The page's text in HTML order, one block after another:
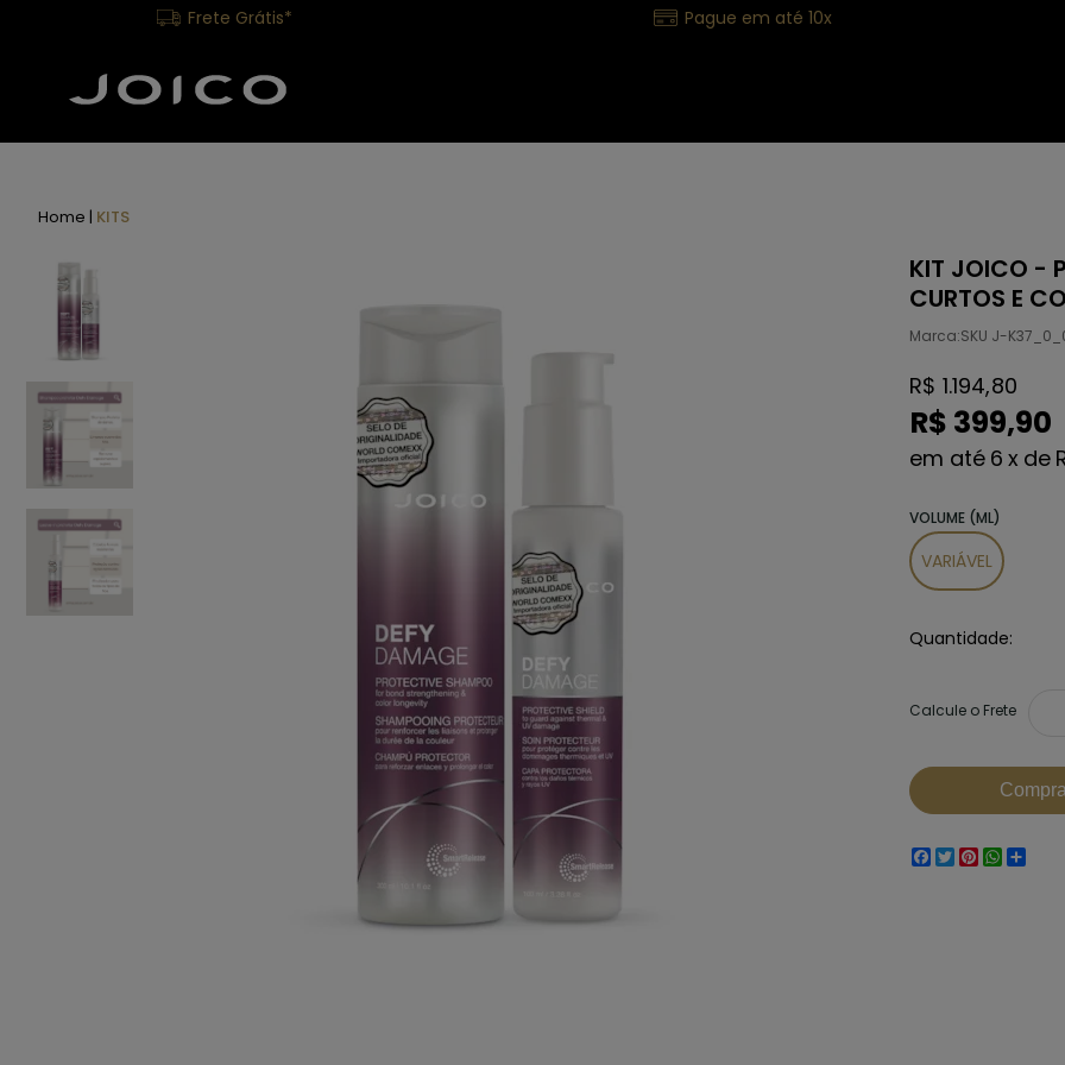
Frete Grátis* Pague em até 10x
Home KITS
KIT JOICO -
CURTOS E
Marca:SKU J-
R$ 1.194,80
R$ 399,90
6 x de
VOLUME (ML)
VARIÁVEL
Quantidade
Facebook
Twitter
Pinterest